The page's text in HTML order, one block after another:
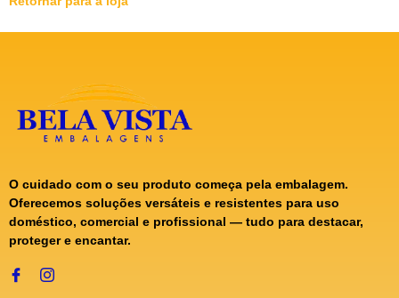
O cuidado com o seu produto começa pela embalagem.
Oferecemos soluções versáteis e resistentes para uso
doméstico, comercial e profissional — tudo para destacar,
proteger e encantar.